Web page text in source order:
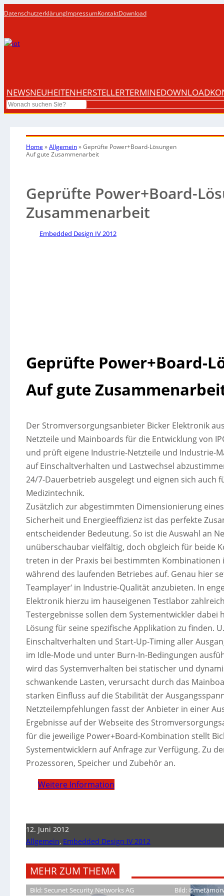
DatenschutzerklärungImpressumKontaktDownload
NEWSNEUHEITENHERSTELLERTERMINEDOWNLOAD
Search
Home »Allgemein»Geprüfte Power+Board-Lösungen
Auf gute Zusammenarbeit
Geprüfte Power+Board-
Zusammenarbeit
Embedded Design IV 2012
Geprüfte Power+Board-
Auf gute
Der Stromversorgungsanbieter Bicker Elektronik
Netzteile und Mainboards für die Entwicklung von
und prüft eigene Industrie-Netzteile und Industrie-
auf Einschaltverhalten und Lastwechsel
24/7-Dauerbetrieb ausgelegt und eignen sich
Medizintechnik.
Zusätzlich zur abgestimmten Dimensionierung
Sicherheit und Energieeffizienz ist das perfekte
entscheidender Bedeutung. So ist die Auswahl an
unüberschaubar vielfältig, doch obgleich für beide
treten in der Praxis bei bestimmten
während des laufenden Betriebes auf. Genau hier
Teamplayer‘ in Industrie-Qualität anzubieten. In
Elektronik hierzu im hauseigenen Testlabor
Testergebnisse sollen dem Systementwickler dabei
Lösung für seine spezifische Applikation zu finden.
Einschaltverhalten und Start-Up-Timing aller
im Idle-Mode und unter Burn-In-Bedingungen
wird das Systemverhalten bei statischer und
schwankende Lasten, verursacht durch das
starken Einfluss auf die Stabilität der
Netzteilempfehlungen fasst der Anbieter in einer
Ergebnisse auf der Webseite des
für die jeweilige Power+Board-Kombination stellt
Systementwicklern auf Anfrage zur Verfügung. Zu
Prozessoren, Speicher und Zubehör an.
Weitere Information
12. Juni 2012
Allgemein, Embedded Design IV 2012
MEHR ZUM THEMA
Bild: Secunet Security Networks AG Bild: